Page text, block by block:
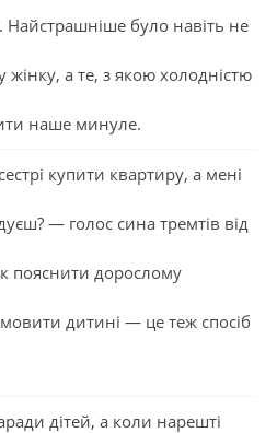
було навіть не
а те, з якою холодністю
наше минуле.
купити квартиру, а мені
— голос сина тремтів від
пояснити дорослому
дитині — це теж спосіб
дітей, а коли нарешті